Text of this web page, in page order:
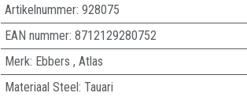
Artikelnummer: 928075
EAN nummer: 8712129280752
Merk: Ebbers , Atlas
Materiaal Steel: Tauari